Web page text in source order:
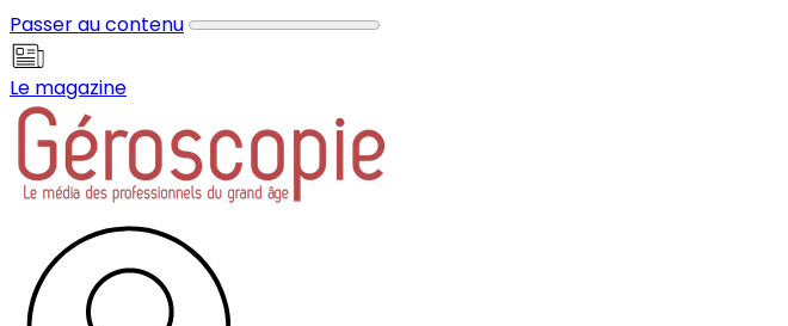
Passer au contenu
Le magazine
Panneau de gestion des cookies